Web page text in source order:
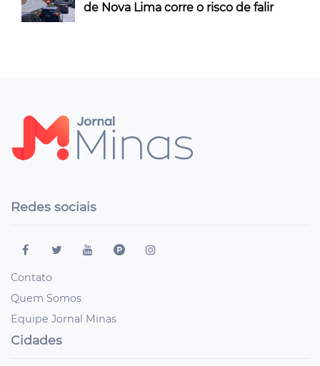
de Nova Lima corre o risco de falir
Redes sociais
Contato
Quem Somos
Equipe Jornal Minas
Cidades